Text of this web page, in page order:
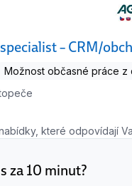
– CRM/
Možnost občasné práce z
které odpovídají
za 10 minut?